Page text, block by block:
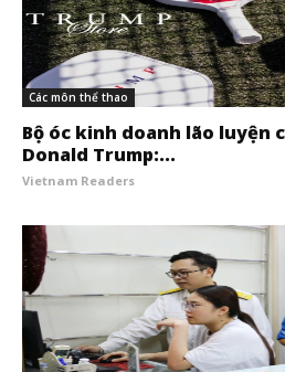
Các môn thể thao
Bộ óc kinh doanh lão luyện
Donald Trump:...
Vietnam Readers